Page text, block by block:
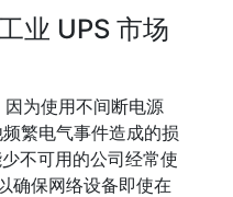
业 UPS 市场
为使用不间断电源
繁电气事件造成的损
不可用的公司经常使
确保网络设备即使在